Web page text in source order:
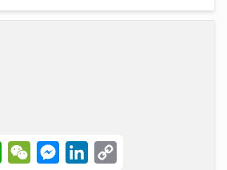
W
h
W
e
M
e
L